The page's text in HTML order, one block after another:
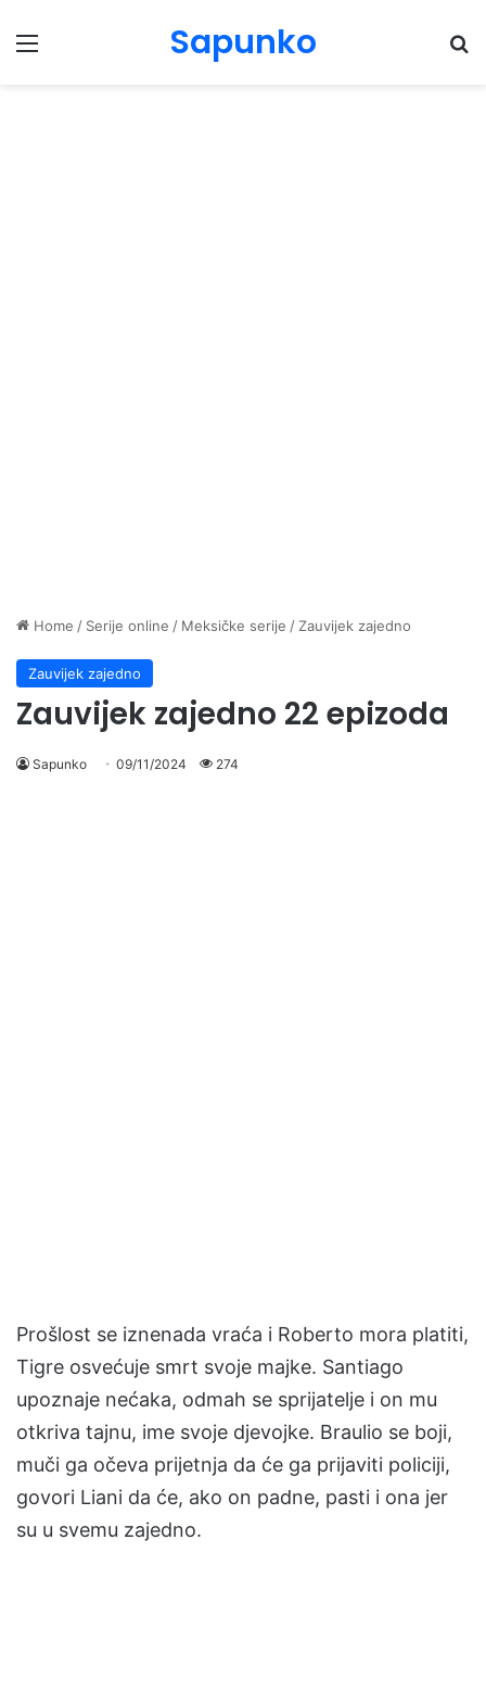
Menu Sapunko
Home / Serije online / Meksičke serije / Zauvijek zajedno
Zauvijek zajedno
Zauvijek zajedno 22 epizoda
Sapunko 09/11/2024 274
Prošlost se iznenada vraća i Roberto mora platiti,
Tigre osvećuje smrt svoje majke. Santiago
upoznaje nećaka, odmah se sprijatelje i on mu
otkriva tajnu, ime svoje djevojke. Braulio se boji,
muči ga očeva prijetnja da će ga prijaviti policiji,
govori Liani da će, ako on padne, pasti i ona jer
su u svemu zajedno.